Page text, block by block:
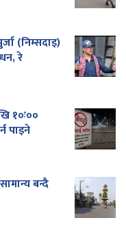
(निम्सदाइ)
रे
१०ः००
पाइने
बन्दै